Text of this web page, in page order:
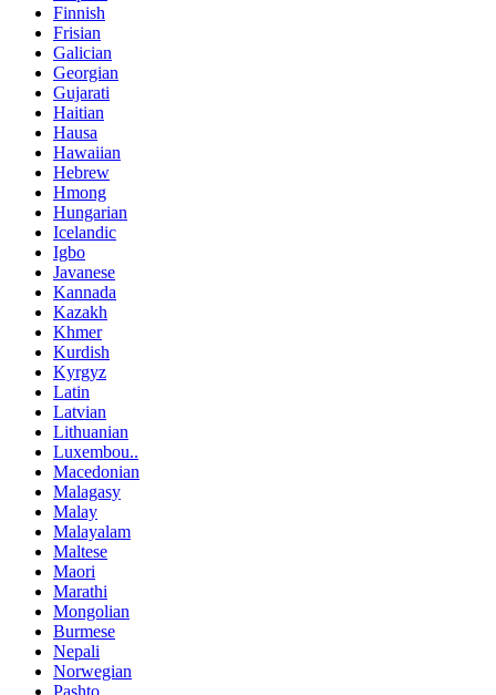
Finnish
Frisian
Galician
Georgian
Gujarati
Haitian
Hausa
Hawaiian
Hebrew
Hmong
Hungarian
Icelandic
Igbo
Javanese
Kannada
Kazakh
Khmer
Kurdish
Kyrgyz
Latin
Latvian
Lithuanian
Luxembou..
Macedonian
Malagasy
Malay
Malayalam
Maltese
Maori
Marathi
Mongolian
Burmese
Nepali
Norwegian